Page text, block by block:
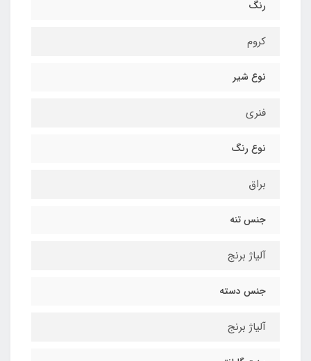
رنگ
کروم
نوع شیر
فنری
نوع رنگ
براق
جنس تنه
آلیاژ برنج
جنس دسته
آلیاژ برنج